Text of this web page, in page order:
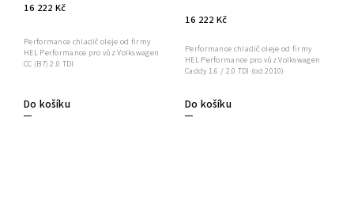
16 222 Kč
Do košíku
Performance chladič oleje od firmy
HEL Performance pro vůz Volkswagen
CC (B7) 2.0 TDI
16 222 Kč
Do košíku
Performance chladič oleje od firmy
HEL Performance pro vůz Volkswagen
Caddy 1.6 / 2.0 TDI (od 2010)